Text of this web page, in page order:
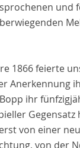
und
1866 feierte
Anerkennung
ihr
Gegensatz
von einer
von der